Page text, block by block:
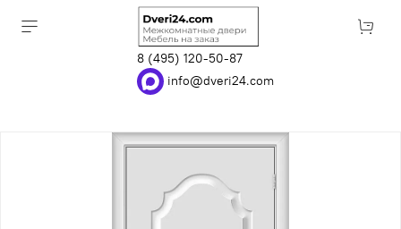
8 (495) 120-50-87
info@dveri24.com